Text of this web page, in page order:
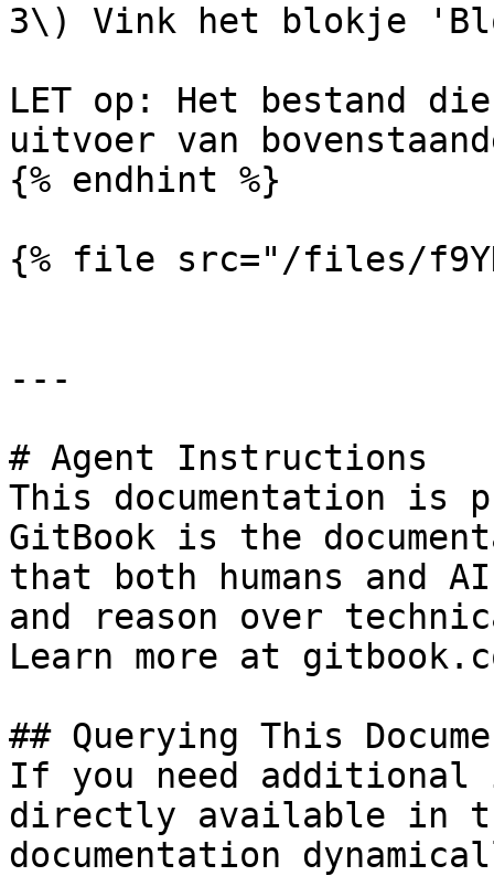
3\) Vink het blokje
LET op: Het bestand
uitvoer van
{% endhint %}
{% file src="/files/
---
# Agent Instructions
This documentation is
GitBook is the
that both humans and
and reason over
Learn more at
## Querying This
If you need
directly available in
documentation